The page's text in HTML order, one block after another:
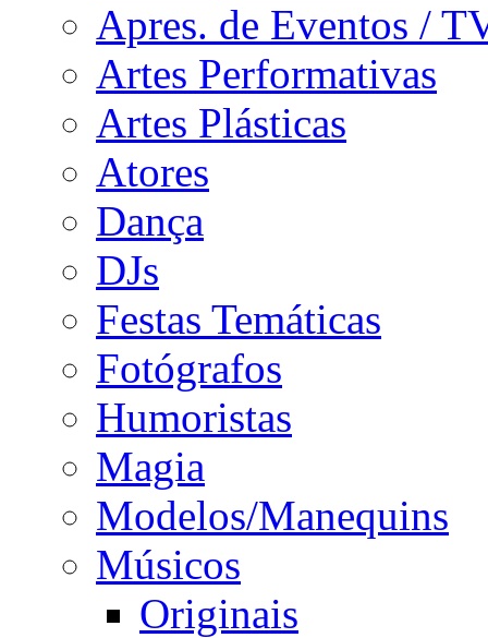
Apres. de Eventos /
Artes Performativas
Artes Plásticas
Atores
Dança
DJs
Festas Temáticas
Fotógrafos
Humoristas
Magia
Modelos/Manequins
Músicos
Originais